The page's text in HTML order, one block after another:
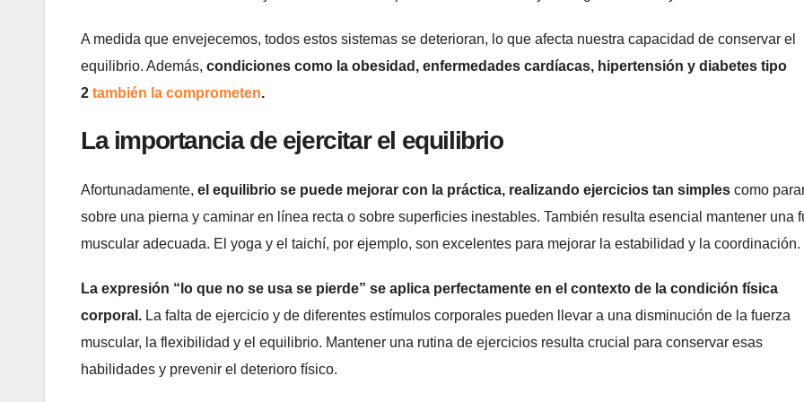
A medida que envejecemos, todos estos sistemas se deterioran, lo que afecta nuestra capacidad de conservar el
equilibrio. Además, condiciones como la obesidad, enfermedades cardíacas, hipertensión y diabetes tipo
2 también la comprometen.
La importancia de ejercitar el equilibrio
Afortunadamente, el equilibrio se puede mejorar con la práctica, realizando ejercicios tan simples como
sobre una pierna y caminar en línea recta o sobre superficies inestables. También resulta esencial mantener una
muscular adecuada. El yoga y el taichí, por ejemplo, son excelentes para mejorar la estabilidad y la coordinación.
La expresión “lo que no se usa se pierde” se aplica perfectamente en el contexto de la condición física
corporal. La falta de ejercicio y de diferentes estímulos corporales pueden llevar a una disminución de la fuerza
muscular, la flexibilidad y el equilibrio. Mantener una rutina de ejercicios resulta crucial para conservar esas
habilidades y prevenir el deterioro físico.